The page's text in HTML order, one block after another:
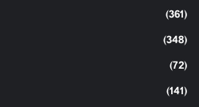
(361)
(348)
(72)
(141)